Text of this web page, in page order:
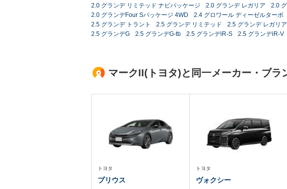
2.0 グランデ リミテッド ナビパッケージ
2.0 グランデ レガリア 2.0
2.0 グランデFour Sパッケージ 4WD
2.4 グロワール ディーゼルターボ
2.5 グランデ トラント
2.5 グランデ リミテッド 2.5 グランデ レガリア
2.5 グランデG
2.5 グランデG-tb 2.5 グランデiR-S 2.5 グランデiR-V
マークII(トヨタ)と同一メーカー・ブラ
トヨタ
プリウス
トヨタ
ヴォクシー